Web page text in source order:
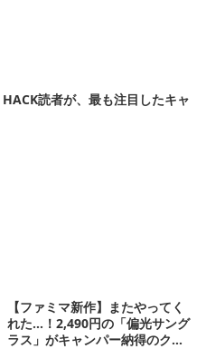
読者が、最も注目したキャ
【ファミマ新作】またやってく
れた…！2,490円の「偏光サング
ラス」がキャンパー納得のクオ